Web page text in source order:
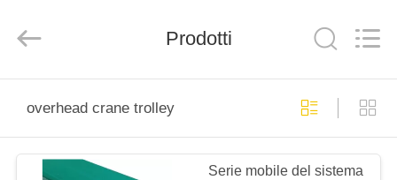
PRODOTTI
Eqiupment
Co.,Ltd..
Reserved.
Prodotti
overhead crane trolley
Serie mobile del sistema